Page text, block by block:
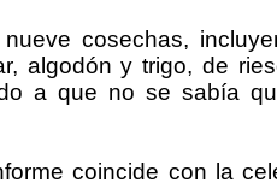
cosechas,
algodón y trigo, de
a que no se sabía
coincide con la